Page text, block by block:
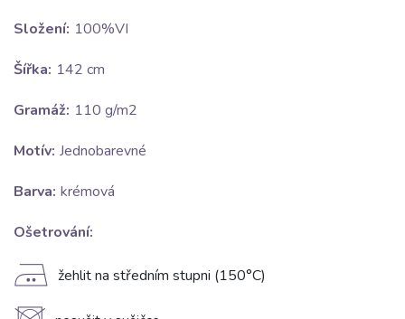
Složení: 100%VI
Šířka: 142 cm
Gramáž: 110 g/m2
Motív: Jednobarevné
Barva: krémová
Ošetrování:
E žehlit na středním stupni (150°C)